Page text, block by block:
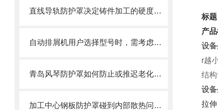
直线导轨防护罩决定铸件加工的硬度值指标
自动排屑机用户选择型号时，需考虑哪些事项？
青岛风琴防护罩如何防止或推迟老化，两方面工作要做好
加工中心钢板防护罩碰到内部散热问题改怎么办？这篇文章告诉你
标
产
设
r越
结
设
拉伸